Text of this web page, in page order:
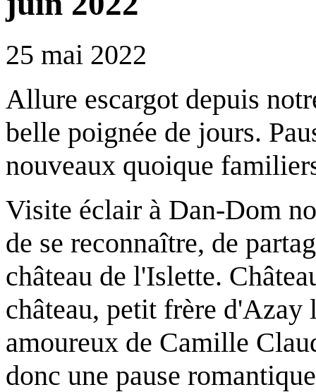
25 mai 2022
Allure escargot depuis
belle poignée de jours.
nouveaux quoique
Visite éclair à Dan-Dom
de se reconnaître, de
château de l'Islette.
château, petit frère
amoureux de Camille
donc une pause